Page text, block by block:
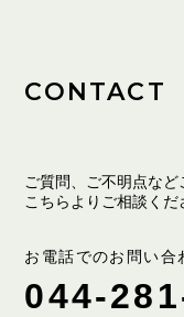
CONTACT
ご質問、ご不明点など
こちらよりご相談くだ
お電話でのお問い合
044-